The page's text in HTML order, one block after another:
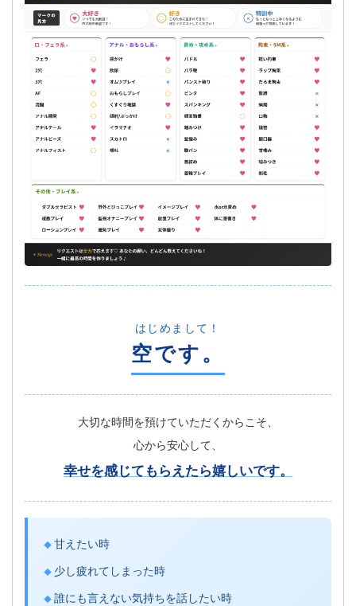
はじめまして！
空です。
大切な時間を預けていただくからこそ、
心から安心して、
幸せを感じてもらえたら嬉しいです。
甘えたい時
少し疲れてしまった時
誰にも言えない気持ちを話したい時